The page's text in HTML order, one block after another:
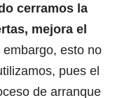
cerramos la
mejora el
embargo, esto no
pues el
de arranque